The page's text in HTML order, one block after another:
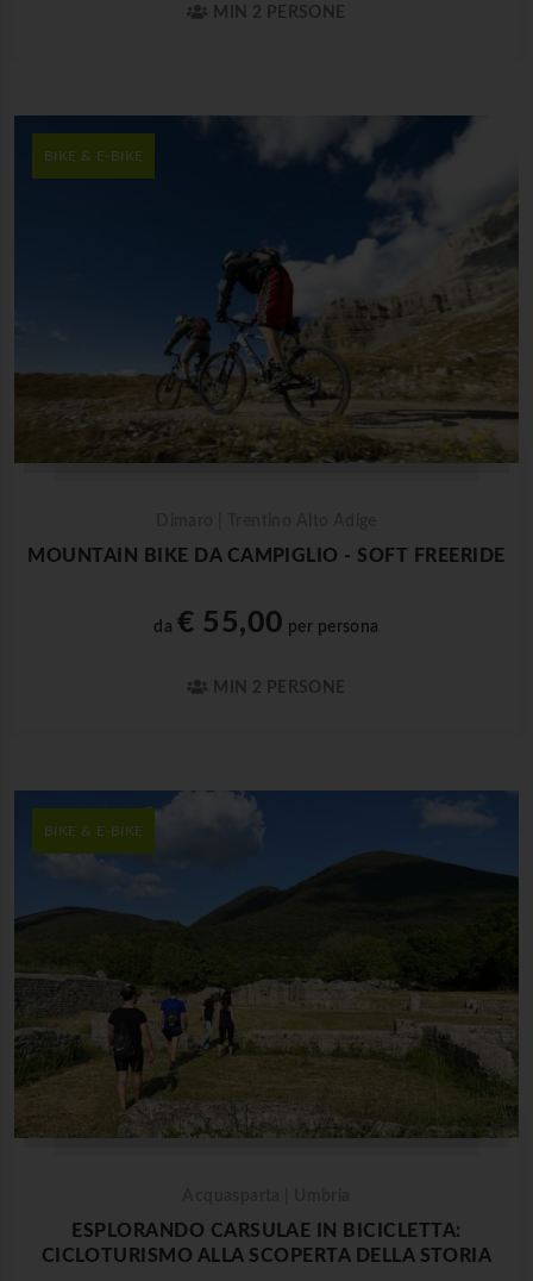
MIN 2 PERSONE
BIKE & E-BIKE
MOUNTAIN BIKE DA CAMPIGLIO - SOFT FREERIDE
da € 55,00 per persona
MIN 2 PERSONE
BIKE & E-BIKE
ESPLORANDO CARSULAE IN BICICLETTA:
CICLOTURISMO ALLA SCOPERTA DELLA STORIA